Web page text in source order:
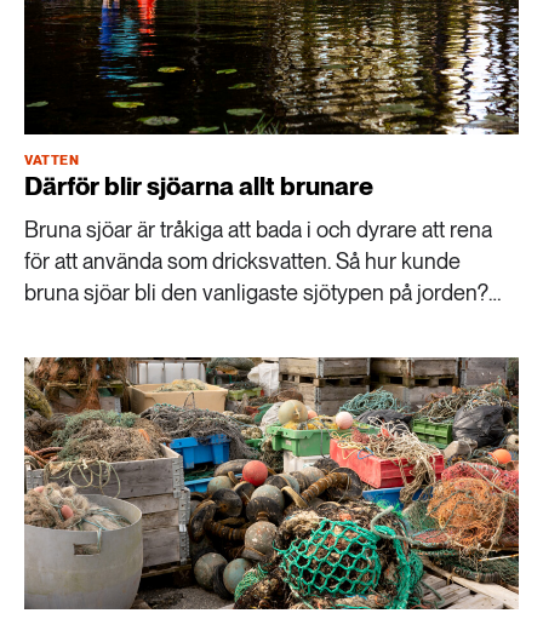
VATTEN
Därför blir sjöarna allt brunare
Bruna sjöar är tråkiga att bada i och dyrare att rena
för att använda som dricksvatten. Så hur kunde
bruna sjöar bli den vanligaste sjötypen på jorden?